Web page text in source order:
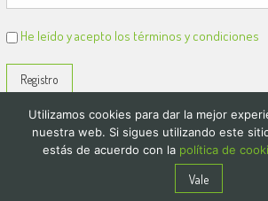
He leído y acepto los términos y condiciones
El Diario de Colón
Politica de privacidad y cookies
Utilizamos cookies para dar la mejor
nuestra web. Si sigues utilizando este
estás de acuerdo con la política de
Vale